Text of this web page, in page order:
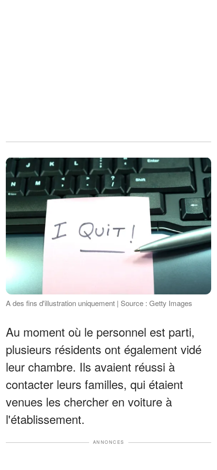
A des fins d'illustration uniquement | Source : Getty Images
Au moment où le personnel est parti,
plusieurs résidents ont également vidé
leur chambre. Ils avaient réussi à
contacter leurs familles, qui étaient
venues les chercher en voiture à
l'établissement.
ANNONCES